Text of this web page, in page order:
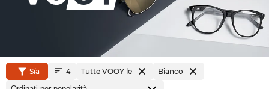
Sía 4 Tutte VOOY le Bianco